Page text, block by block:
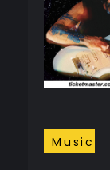
Music